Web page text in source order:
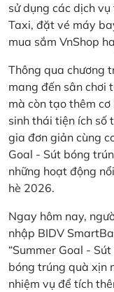
sử dụng các dịch
Taxi, đặt vé máy
mua sắm VnShop
Thông qua chương
mang đến sân chơi
mà còn tạo thêm
sinh thái tiện ích số
gia đơn giản cùng
Goal - Sút bóng
những hoạt động
hè 2026.
Ngay hôm nay,
nhập BIDV
“Summer Goal -
bóng trúng quà xịn
nhiệm vụ để tích